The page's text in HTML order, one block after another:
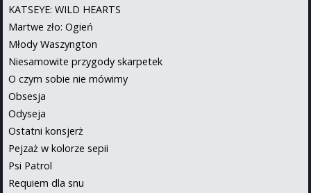
KATSEYE: WILD HEARTS
Martwe zło: Ogień
Młody Waszyngton
Niesamowite przygody skarpetek
O czym sobie nie mówimy
Obsesja
Odyseja
Ostatni konsjerż
Pejzaż w kolorze sepii
Psi Patrol
Requiem dla snu